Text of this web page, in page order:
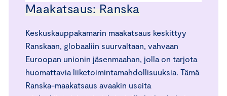
Maakatsaus: Ranska
Keskuskauppakamarin maakatsaus keskittyy
Ranskaan, globaaliin suurvaltaan, vahvaan
Euroopan unionin jäsenmaahan, jolla on tarjota
huomattavia liiketoimintamahdollisuuksia. Tämä
Ranska-maakatsaus avaakin useita